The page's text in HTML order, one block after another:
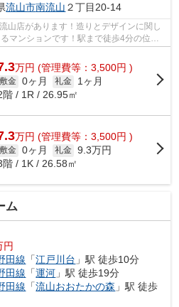
流山市南流山 ２丁目20-14
山店があります！造りとデザインに関し
マンションです！駅まで徒歩4分の位置
す！...
万円 (管理費等：3,500円 )
敷金 0ヶ月 礼金
1ヶ月
階 / 1R / 26.95㎡
万円 (管理費等：3,500円 )
敷金 0ヶ月 礼金 9.3万円
階 / 1K / 26.58㎡
ム
円
田線 「江戸川台 」駅 徒歩10分
田線 「運河 」駅 徒歩19分
田線 「流山おおたかの森 」駅 徒歩